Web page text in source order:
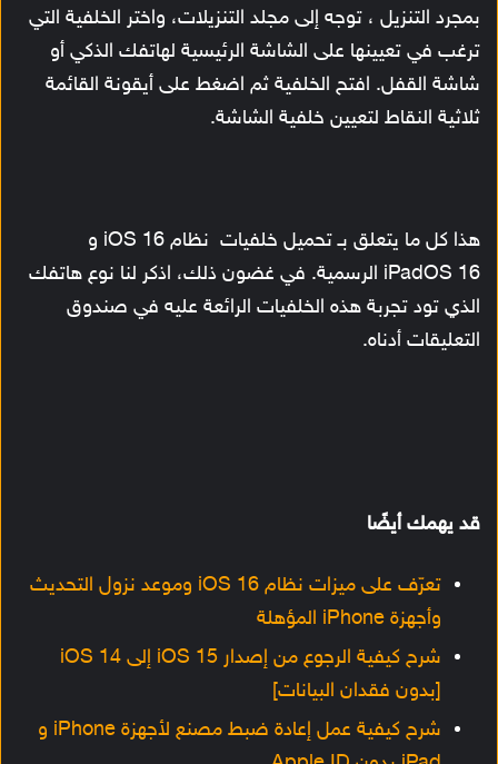
بمجرد التنزيل ، توجه إلى مجلد التنزيلات، واختر الخلفية التي
ترغب في تعيينها على الشاشة الرئيسية لهاتفك الذكي أو
شاشة القفل. افتح الخلفية ثم اضغط على أيقونة القائمة
ثلاثية النقاط لتعيين خلفية الشاشة.
هذا كل ما يتعلق بـ تحميل خلفيات نظام iOS 16 و
iPadOS 16 الرسمية. في غضون ذلك، اذكر لنا نوع هاتفك
الذي تود تجربة هذه الخلفيات الرائعة عليه في صندوق
التعليقات أدناه.
قد يهمك أيضًا
تعرّف على ميزات نظام iOS 16 وموعد نزول التحديث
وأجهزة iPhone المؤهلة
شرح كيفية الرجوع من إصدار iOS 15 إلى iOS 14
[بدون فقدان البيانات]
شرح كيفية عمل إعادة ضبط مصنع لأجهزة iPhone و